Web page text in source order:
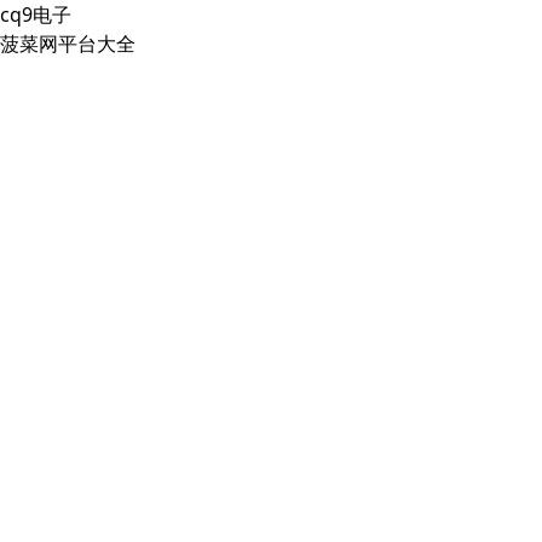
cq9电子
菠菜网平台大全